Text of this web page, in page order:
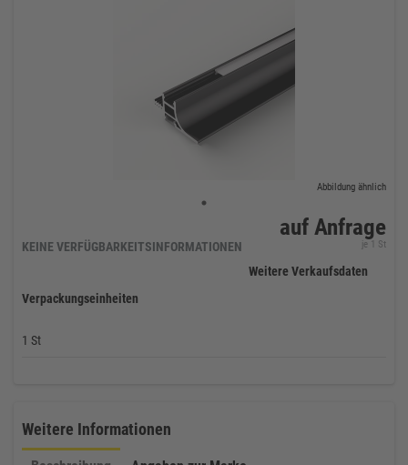
Abbildung ähnlich
auf Anfrage
KEINE VERFÜGBARKEITSINFORMATIONEN je 1 St
Weitere Verkaufsdaten
Verpackungseinheiten
1 St
Weitere Informationen